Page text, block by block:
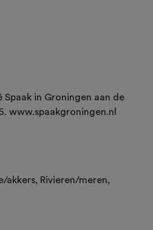
in Groningen aan de
www.spaakgroningen.nl
akkers, Rivieren/meren,